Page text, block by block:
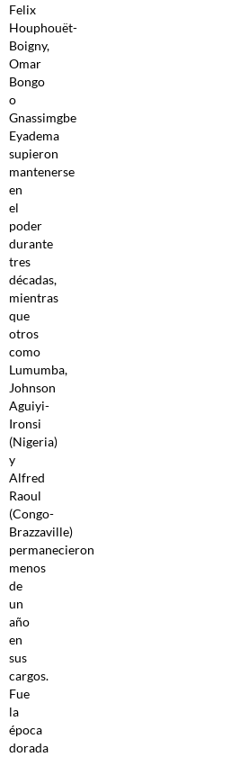
Felix
Houphouët-
Boigny,
Omar
Bongo
o
Gnassimgbe
Eyadema
supieron
mantenerse
en
el
poder
durante
tres
décadas,
mientras
que
otros
como
Lumumba,
Johnson
Aguiyi-
Ironsi
(Nigeria)
y
Alfred
Raoul
(Congo-
Brazzaville)
permanecieron
menos
de
un
año
en
sus
cargos.
Fue
la
época
dorada